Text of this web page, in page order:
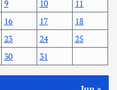
9 10
11
16 17
18
23 24
25
30 31